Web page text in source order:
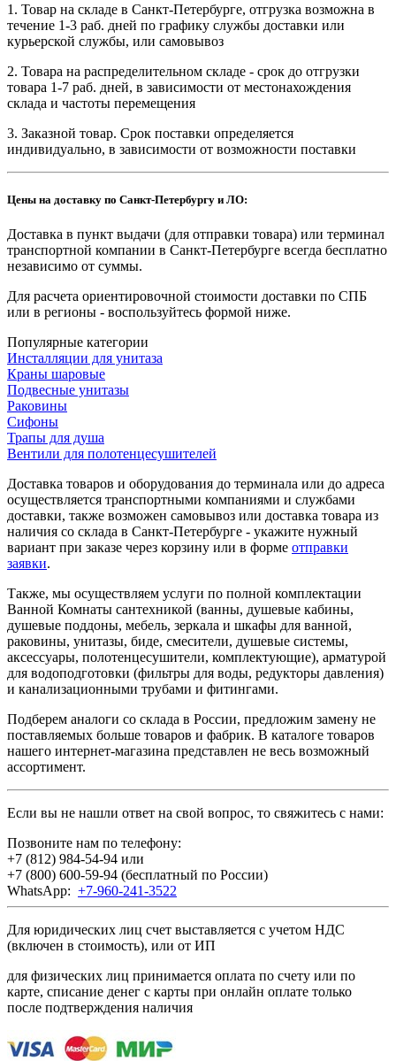
1. Товар на складе в Санкт-Петербурге, отгрузка возможна в
течение 1-3 раб. дней по графику службы доставки или
курьерской службы, или самовывоз
2. Товара на распределительном складе - срок до отгрузки
товара 1-7 раб. дней, в зависимости от местонахождения
склада и частоты перемещения
3. Заказной товар. Срок поставки определяется
индивидуально, в зависимости от возможности поставки
Цены на доставку по Санкт-Петербургу и ЛО:
Доставка в пункт выдачи (для отправки товара) или терминал
транспортной компании в Санкт-Петербурге всегда бесплатно
независимо от суммы.
Для расчета ориентировочной стоимости доставки по СПБ
или в регионы - воспользуйтесь формой ниже.
Популярные категории
Инсталляции для унитаза
Краны шаровые
Подвесные унитазы
Раковины
Сифоны
Трапы для душа
Вентили для полотенцесушителей
Доставка товаров и оборудования до терминала или до адреса
осуществляется транспортными компаниями и службами
доставки, также возможен самовывоз или доставка товара из
наличия со склада в Санкт-Петербурге - укажите нужный
вариант при заказе через корзину или в форме отправки
заявки.
Также, мы осуществляем услуги по полной комплектации
Ванной Комнаты сантехникой (ванны, душевые кабины,
душевые поддоны, мебель, зеркала и шкафы для ванной,
раковины, унитазы, биде, смесители, душевые системы,
аксессуары, полотенцесушители, комплектующие), арматурой
для водоподготовки (фильтры для воды, редукторы давления)
и канализационными трубами и фитингами.
Подберем аналоги со склада в России, предложим замену не
поставляемых больше товаров и фабрик. В каталоге товаров
нашего интернет-магазина представлен не весь возможный
ассортимент.
Если вы не нашли ответ на свой вопрос, то свяжитесь с нами:
Позвоните нам по телефону:
+7 (812) 984-54-94 или
+7 (800) 600-59-94 (бесплатный по России)
WhatsApp: +7-960-241-3522
Для юридических лиц счет выставляется с учетом НДС
(включен в стоимость), или от ИП
для физических лиц принимается оплата по счету или по
карте, списание денег с карты при онлайн оплате только
после подтверждения наличия